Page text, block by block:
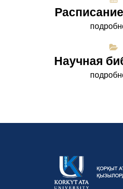
Научная